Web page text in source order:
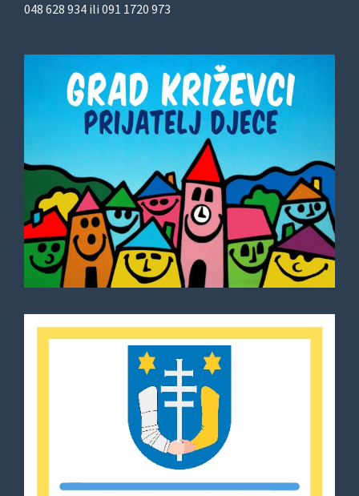
048 628 934 ili 091 1720 973